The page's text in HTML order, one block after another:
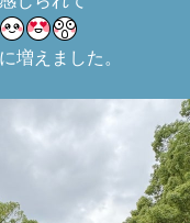
増えました。